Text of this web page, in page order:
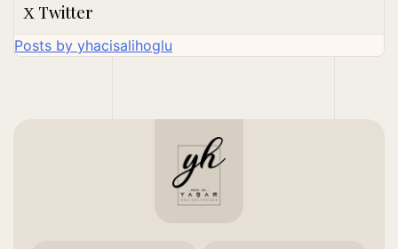
Twitter
Posts by yhacisalihoglu